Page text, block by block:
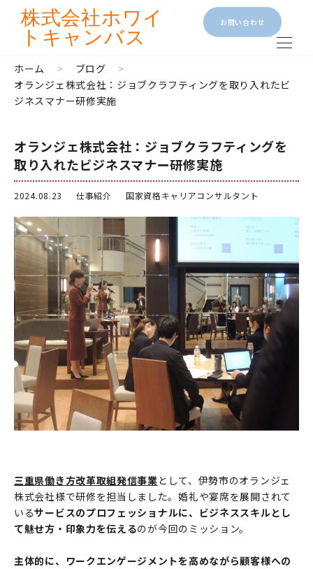
株式会社ホワイ
トキャンバス
お問い合わせ
ホーム > ブログ
>
オランジェ株式会社：ジョブクラフティングを取り入れたビ
ジネスマナー研修実施
オランジェ株式会社：ジョブクラフティングを
取り入れたビジネスマナー研修実施
2024.08.23 仕事紹介 国家資格キャリアコンサルタント
三重県働き方改革取組発信事業として、伊勢市のオランジェ
株式会社様で研修を担当しました。婚礼や宴席を展開されて
いるサービスのプロフェッショナルに、ビジネススキルとし
て魅せ方・印象力を伝えるのが今回のミッション。
主体的に、ワークエンゲージメントを高めながら顧客様への